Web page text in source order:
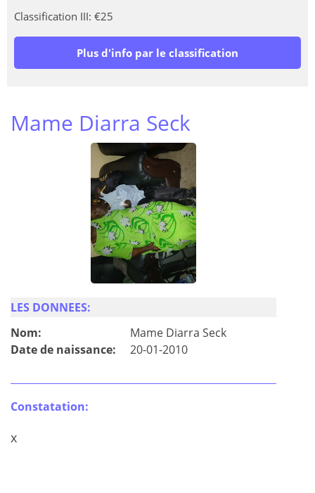
Classification III: €25
Plus d'info par le classification
Mame Diarra Seck
LES DONNEES:
Nom:
Mame Diarra Seck
Date de naissance:
20-01-2010
Constatation:
x